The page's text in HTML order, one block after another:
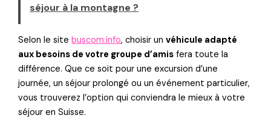
séjour à la montagne ?
Selon le sitebuscom.info, choisir unvéhicule adapté
aux besoins de votre groupe d’amis fera toute la
différence. Que ce soit pour une excursion d’une
journée, un séjour prolongé ou un événement particulier,
vous trouverez l’option qui conviendra le mieux à votre
séjour en Suisse.